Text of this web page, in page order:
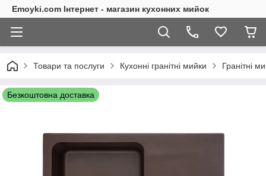
Emoyki.com Інтернет - магазин кухонних мийок
Товари та послуги Кухонні гранітні мийки Гранітні
Безкоштовна доставка